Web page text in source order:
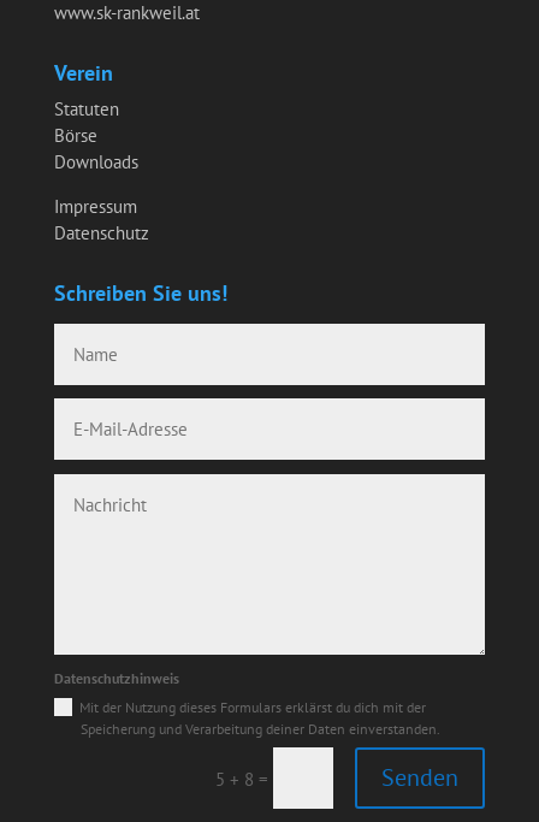
www.sk-rankweil.at
Verein
Statuten
Börse
Downloads
Impressum
Datenschutz
Schreiben Sie uns!
Datenschutzhinweis
Mit der Nutzung dieses Formulars erklärst du dich mit der
Speicherung und Verarbeitung deiner Daten einverstanden.
5 + 8 = Senden